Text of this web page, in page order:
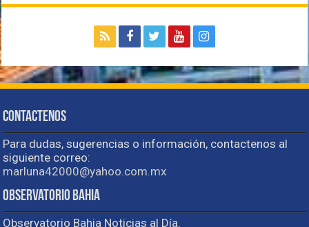
Contactenos
Para dudas, sugerencias o información, contactenos al
siguiente correo:
marluna42000@yahoo.com.mx
Observatorio Bahia
Observatorio Bahia Noticias al Día.